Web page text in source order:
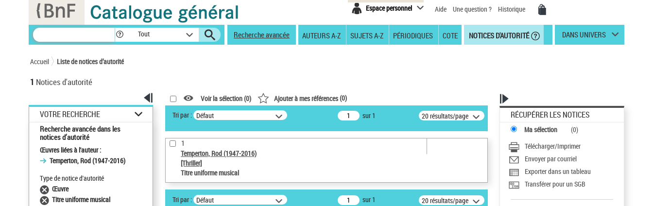
Espace personnel Aide Une question ? Historique
Tout Recherche avancée AUTEURS A-Z SUJETS A-Z PÉRIODIQUES COTE NOTICES D'AUTORITÉ DANS UNIVERS
Accueil Liste de notices d’autorité
1 Notices d'autorité
VOTRE RECHERCHE
Recherche avancée dans les
notices d’autorité
Œuvres liées à l'auteur :
Temperton, Rod (1947-2016)
Type de notice d'autorité
Œuvre
Titre uniforme musical
Voir la sélection (0) Ajouter à mes références(0)
Tri par : Défaut sur 1 20 résultats/page
1
Temperton, Rod (1947-2016)
[Thriller]
Titre uniforme musical
Tri par : Défaut sur 1 20 résultats/page
RÉCUPÉRER LES NOTICES
Ma sélection (0)
Télécharger/Imprimer
Envoyer par courriel
Exporter dans un tableau
Transférer pour un SGB
Panneau de gestion des cookies